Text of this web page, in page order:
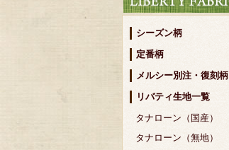
シーズン柄
定番柄
メルシー別注・復刻柄
リバティ生地一覧
タナローン（国産）
タナローン（無地）